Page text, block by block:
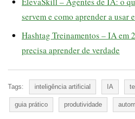
servem e como aprender a usar
Hashtag Treinamentos – IA em
precisa aprender de verdade
Tags: inteligência artificial IA
guia prático produtividade